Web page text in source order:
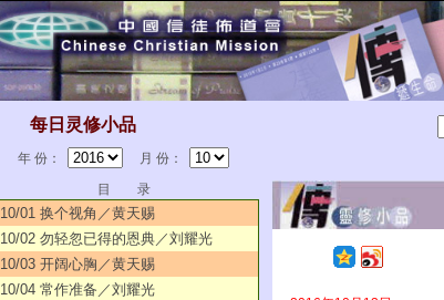
每日灵修小品
年 份：
月 份：
目 录
10/01 换个视角／黄天赐
10/02 勿轻忽已得的恩典／刘耀光
10/03 开阔心胸／黄天赐
10/04 常作准备／刘耀光